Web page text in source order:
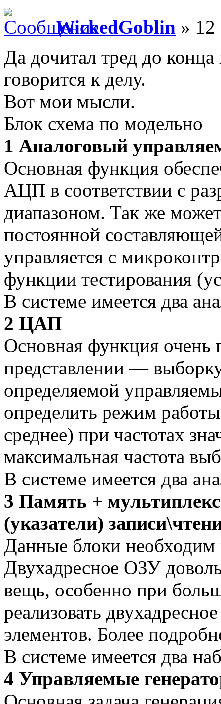
WickedGoblin » 12
Да дочитал тред до
говорится к делу.
Вот мои мысли.
Блок схема по модельно
1 Аналоговый
Основная функция
АЦП в соответствии с
диапазоном. Так же
постоянной
управляется с
функции тестирования
В системе имеется два
2 ЦАП
Основная функция очень
представлении —
определяемой
определить режим
среднее) при частотах
максимальная частота
В системе имеется два
3 Память +
(указатели)
Данные блоки необходим
Двухадресное ОЗУ
вещь, особенно при
реализовать
элементов. Более
В системе имеется два
4 Управляемые